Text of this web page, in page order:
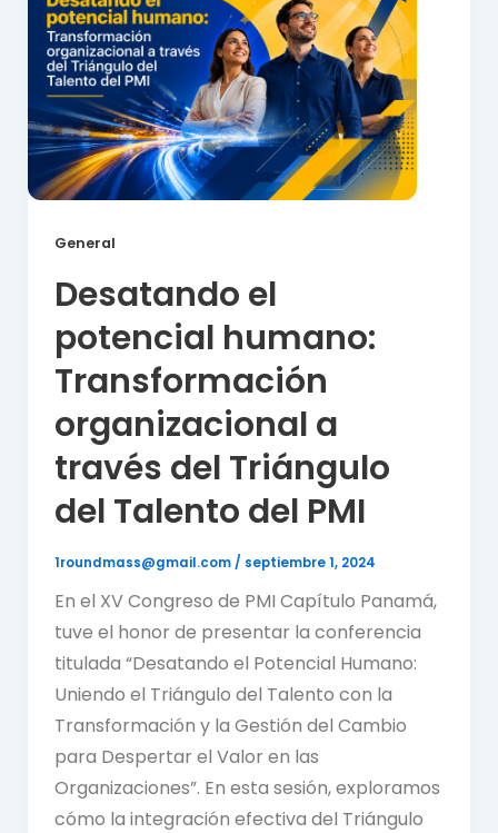
General
Desatando el
potencial humano:
Transformación
organizacional a
través del Triángulo
del Talento del PMI
1roundmass@gmail.com / septiembre 1, 2024
En el XV Congreso de PMI Capítulo Panamá,
tuve el honor de presentar la conferencia
titulada “Desatando el Potencial Humano:
Uniendo el Triángulo del Talento con la
Transformación y la Gestión del Cambio
para Despertar el Valor en las
Organizaciones”. En esta sesión, exploramos
cómo la integración efectiva del Triángulo